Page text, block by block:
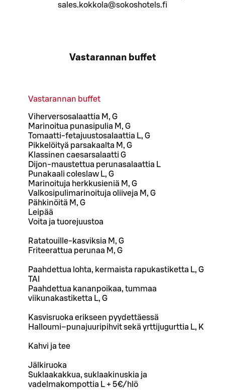
sales.kokkola@sokoshotels.fi
Vastarannan buffet
Vastarannan buffet
Viherversosalaattia M, G
Marinoitua punasipulia M, G
Tomaatti-fetajuustosalaattia L, G
Pikkelöityä parsakaalta M, G
Klassinen caesarsalaatti G
Dijon-maustettua perunasalaattia L
Punakaali coleslaw L, G
Marinoituja herkkusieniä M, G
Valkosipulimarinoituja oliiveja M, G
Pähkinöitä M, G
Leipää
Voita ja tuorejuustoa
Ratatouille-kasviksia M, G
Friteerattua perunaa M, G
Paahdettua lohta, kermaista rapukastiketta L, G
TAI
Paahdettua kananpoikaa, tummaa
viikunakastiketta L, G
Kasvisruoka erikseen pyydettäessä
Halloumi–punajuuripihvit sekä yrttijugurttia L, K
Kahvi ja tee
Jälkiruoka
Suklaakakkua, suklaakinuskia ja
vadelmakompottia L + 5€/hlö